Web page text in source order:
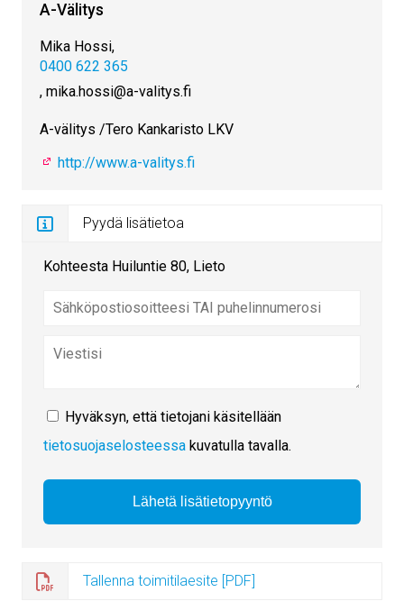
A-Välitys
Mika Hossi,
0400 622 365
, mika.hossi@a-valitys.fi
A-välitys /Tero Kankaristo LKV
http://www.a-valitys.fi
Pyydä lisätietoa
Kohteesta Huiluntie 80, Lieto
Hyväksyn, että tietojani käsitellään
tietosuojaselosteessa kuvatulla tavalla.
Tallenna toimitilaesite [PDF]